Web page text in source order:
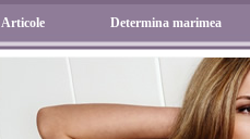
Articole Determina marimea